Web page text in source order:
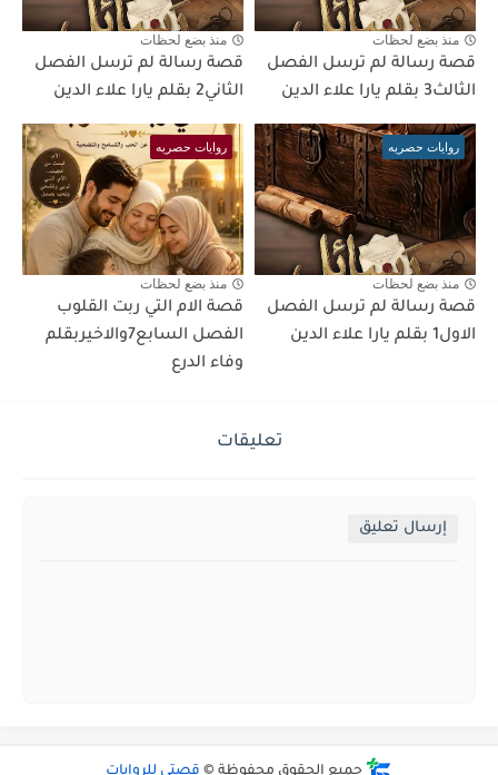
منذ بضع لحظات
قصة رسالة لم ترسل الفصل
الثالث3 بقلم يارا علاء الدين
منذ بضع لحظات
قصة رسالة لم ترسل الفصل
الثاني2 بقلم يارا علاء الدين
روايات حصريه
منذ بضع لحظات
قصة رسالة لم ترسل الفصل
الاول1 بقلم يارا علاء الدين
روايات حصريه
منذ بضع لحظات
قصة الام التي ربت القلوب
الفصل السابع7والاخيربقلم
وفاء الدرع
تعليقات
إرسال تعليق
جميع الحقوق محفوظة © قصتي للروايات